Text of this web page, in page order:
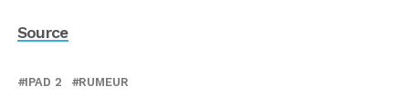
Source
IPAD 2 RUMEUR